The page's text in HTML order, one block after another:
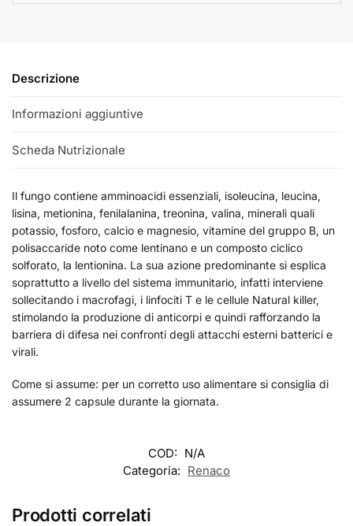
Descrizione
Informazioni aggiuntive
Scheda Nutrizionale
Il fungo contiene amminoacidi essenziali, isoleucina, leucina,
lisina, metionina, fenilalanina, treonina, valina, minerali quali
potassio, fosforo, calcio e magnesio, vitamine del gruppo B, un
polisaccaride noto come lentinano e un composto ciclico
solforato, la lentionina. La sua azione predominante si esplica
soprattutto a livello del sistema immunitario, infatti interviene
sollecitando i macrofagi, i linfociti T e le cellule Natural killer,
stimolando la produzione di anticorpi e quindi rafforzando la
barriera di difesa nei confronti degli attacchi esterni batterici e
virali.
Come si assume: per un corretto uso alimentare si consiglia di
assumere 2 capsule durante la giornata.
COD: N/A
Categoria: Renaco
Prodotti correlati